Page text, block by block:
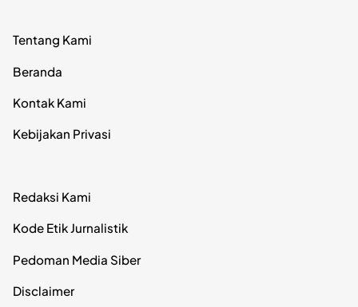
Tentang Kami
Beranda
Kontak Kami
Kebijakan Privasi
Redaksi Kami
Kode Etik Jurnalistik
Pedoman Media Siber
Disclaimer